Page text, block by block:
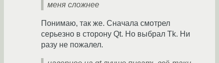
меня сложнее
Понимаю, так же. Сначала смотрел
серьезно в сторону Qt. Но выбрал Tk. Ни
разу не пожалел.